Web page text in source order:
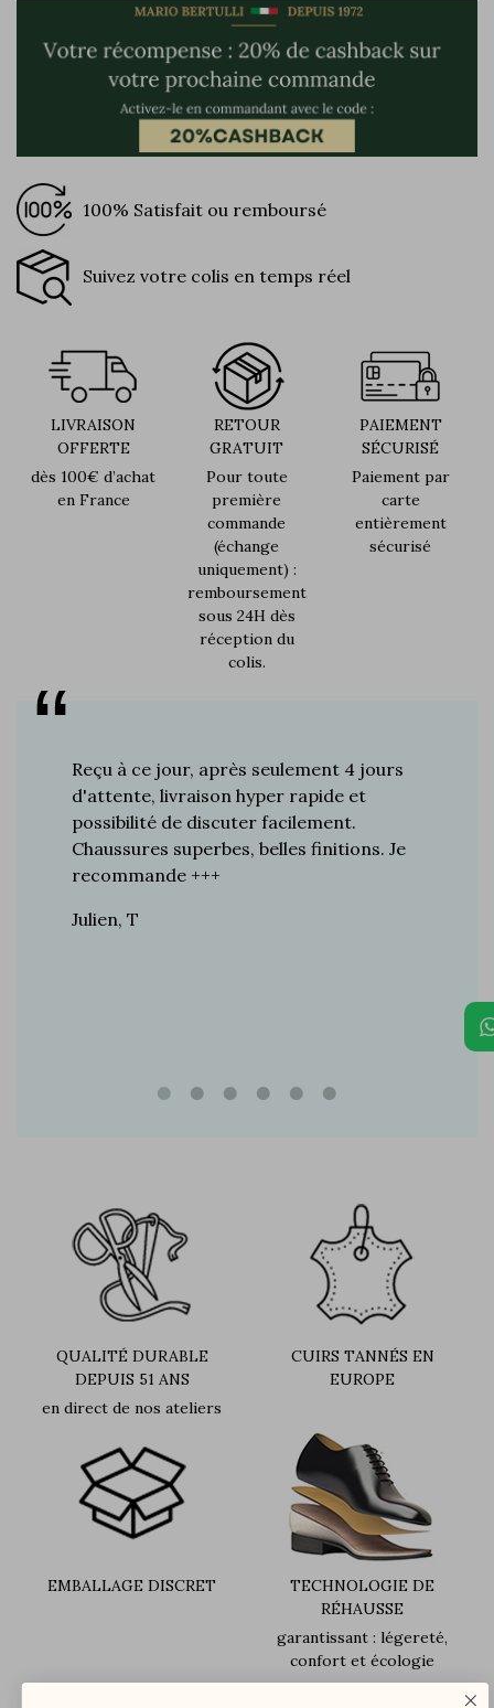
100% Satisfait ou remboursé
Suivez votre colis en temps réel
LIVRAISON
OFFERTE
dès 100€ d’achat
en France
RETOUR
GRATUIT
Pour toute
première
commande
(échange
uniquement) :
remboursement
sous 24H dès
réception du
colis.
PAIEMENT
SÉCURISÉ
Paiement par
carte
entièrement
sécurisé
Reçu à ce jour, après seulement 4 jours
d'attente, livraison hyper rapide et
possibilité de discuter facilement.
Chaussures superbes, belles finitions. Je
recommande +++
Julien, T
QUALITÉ DURABLE
DEPUIS 51 ANS
en direct de nos ateliers
CUIRS TANNÉS EN
EUROPE
EMBALLAGE DISCRET
TECHNOLOGIE DE
RÉHAUSSE
garantissant : légereté,
confort et écologie